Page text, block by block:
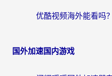
国外加速国内游戏